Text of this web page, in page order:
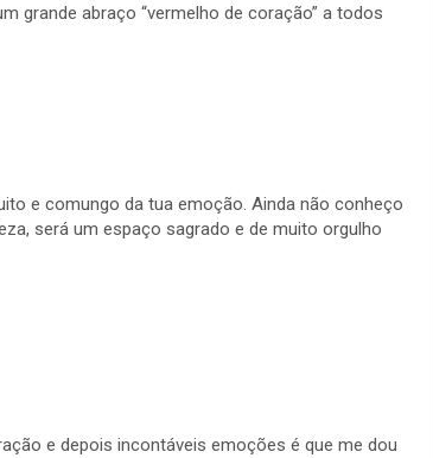
grande abraço “vermelho de coração” a todos
e comungo da tua emoção. Ainda não conheço
será um espaço sagrado e de muito orgulho
e depois incontáveis emoções é que me dou